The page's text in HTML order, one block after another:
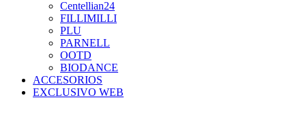
Centellian24
FILLIMILLI
PLU
PARNELL
OOTD
BIODANCE
ACCESORIOS
EXCLUSIVO WEB